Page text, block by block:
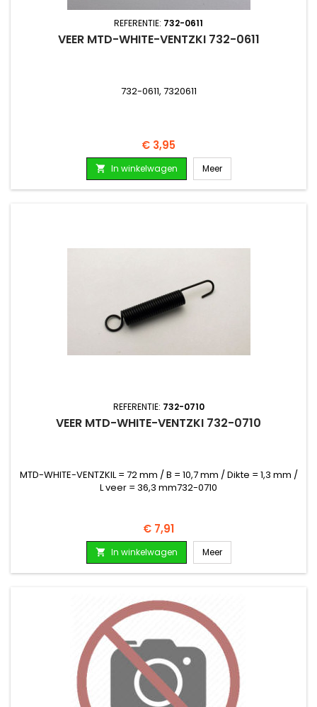
REFERENTIE: 732-0611
VEER MTD-WHITE-VENTZKI 732-0611
732-0611, 7320611
Prijs
€ 3,95
 In winkelwagen Meer
REFERENTIE: 732-0710
VEER MTD-WHITE-VENTZKI 732-0710
MTD-WHITE-VENTZKIL = 72 mm / B = 10,7 mm / Dikte = 1,3 mm /
L veer = 36,3 mm732-0710
Prijs
€ 7,91
 In winkelwagen Meer